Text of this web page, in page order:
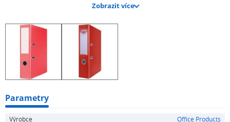
indexovou tabulkou pro přehledný popis kovová lišta na
spodní hraně desek vyměnitelný hřbetní štítek kulatý
otvor pro vyjmutí pořadače
Zobrazit více
Parametry
Výrobce Office Products